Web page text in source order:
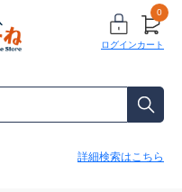
ログイン
0
カート
詳細検索はこちら